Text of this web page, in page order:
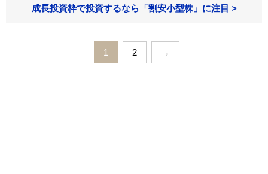
成長投資枠で投資するなら「割安小型株」に注目 >
1 2 →